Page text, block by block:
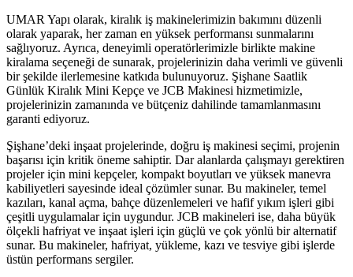
UMAR Yapı olarak, kiralık iş makinelerimizin bakımını düzenli
olarak yaparak, her zaman en yüksek performansı sunmalarını
sağlıyoruz. Ayrıca, deneyimli operatörlerimizle birlikte makine
kiralama seçeneği de sunarak, projelerinizin daha verimli ve güvenli
bir şekilde ilerlemesine katkıda bulunuyoruz. Şişhane Saatlik
Günlük Kiralık Mini Kepçe ve JCB Makinesi hizmetimizle,
projelerinizin zamanında ve bütçeniz dahilinde tamamlanmasını
garanti ediyoruz.
Şişhane’deki inşaat projelerinde, doğru iş makinesi seçimi, projenin
başarısı için kritik öneme sahiptir. Dar alanlarda çalışmayı gerektiren
projeler için mini kepçeler, kompakt boyutları ve yüksek manevra
kabiliyetleri sayesinde ideal çözümler sunar. Bu makineler, temel
kazıları, kanal açma, bahçe düzenlemeleri ve hafif yıkım işleri gibi
çeşitli uygulamalar için uygundur. JCB makineleri ise, daha büyük
ölçekli hafriyat ve inşaat işleri için güçlü ve çok yönlü bir alternatif
sunar. Bu makineler, hafriyat, yükleme, kazı ve tesviye gibi işlerde
üstün performans sergiler.